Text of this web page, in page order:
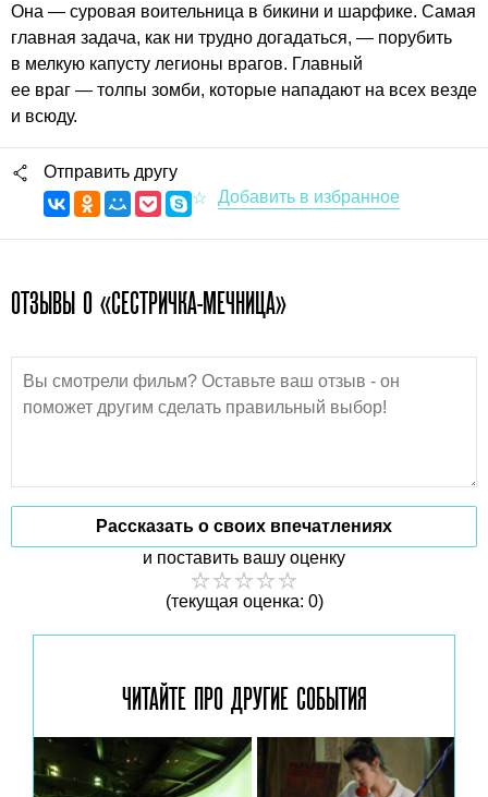
Она — суровая воительница в бикини и шарфике. Самая
главная задача, как ни трудно догадаться, — порубить
в мелкую капусту легионы врагов. Главный
ее враг — толпы зомби, которые нападают на всех везде
и всюду.
Отправить другу
ОТЗЫВЫ О «СЕСТРИЧКА-МЕЧНИЦА»
Рассказать о своих впечатлениях
и поставить вашу оценку
(текущая оценка: 0)
ЧИТАЙТЕ ПРО ДРУГИЕ СОБЫТИЯ